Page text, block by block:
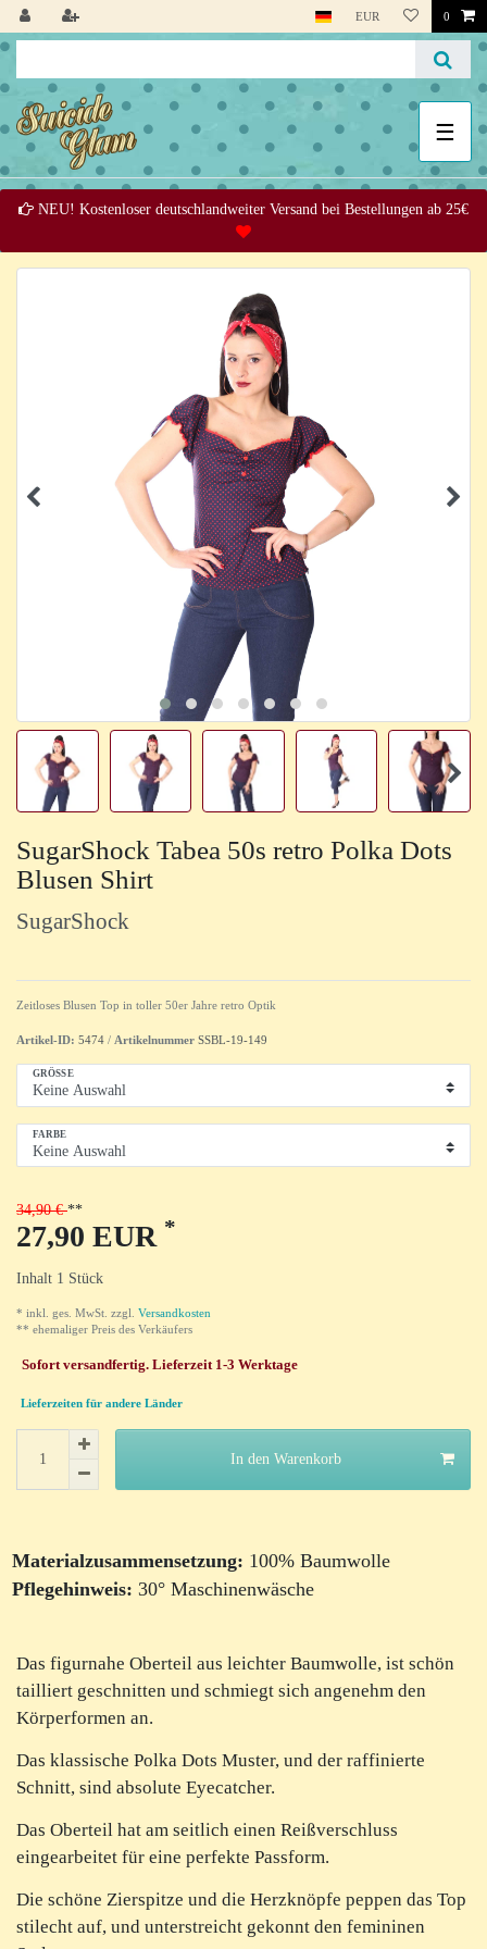
EUR 0
☰
NEU! Kostenloser deutschlandweiter Versand bei Bestellungen ab 25€
SugarShock Tabea 50s retro Polka Dots
Blusen Shirt
SugarShock
Zeitloses Blusen Top in toller 50er Jahre retro Optik
Artikel-ID: 5474 / Artikelnummer SSBL-19-149
GRÖSSE
FARBE
34,90 €
27,90 EUR *
Inhalt 1 Stück
* inkl. ges. MwSt. zzgl.
Versandkosten
** ehemaliger Preis des Verkäufers
Sofort versandfertig. Lieferzeit 1-3 Werktage
Lieferzeiten für andere Länder
In den Warenkorb
Materialzusammensetzung: 100% Baumwolle
Pflegehinweis: 30° Maschinenwäsche
Das figurnahe Oberteil aus leichter Baumwolle, ist schön
tailliert geschnitten und schmiegt sich angenehm den
Körperformen an.
Das klassische Polka Dots Muster, und der raffinierte
Schnitt, sind absolute Eyecatcher.
Das Oberteil hat am seitlich einen Reißverschluss
eingearbeitet für eine perfekte Passform.
Die schöne Zierspitze und die Herzknöpfe peppen das Top
stilecht auf, und unterstreicht gekonnt den femininen